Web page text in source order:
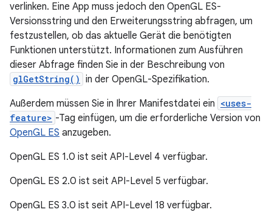
verlinken. Eine App muss jedoch den OpenGL ES-
Versionsstring und den Erweiterungsstring abfragen, um
festzustellen, ob das aktuelle Gerät die benötigten
Funktionen unterstützt. Informationen zum Ausführen
dieser Abfrage finden Sie in der Beschreibung von
glGetString() in der OpenGL-Spezifikation.
Außerdem müssen Sie in Ihrer Manifestdatei ein <uses-
feature> -Tag einfügen, um die erforderliche Version von
OpenGL ES anzugeben.
OpenGL ES 1.0 ist seit API-Level 4 verfügbar.
OpenGL ES 2.0 ist seit API-Level 5 verfügbar.
OpenGL ES 3.0 ist seit API-Level 18 verfügbar.